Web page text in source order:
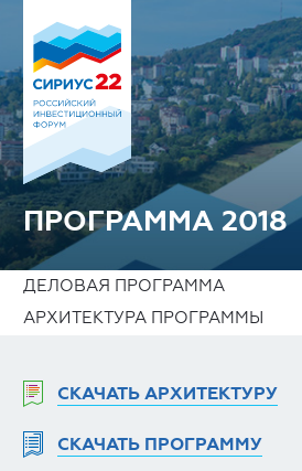
ПРОГРАММА 2018
ДЕЛОВАЯ ПРОГРАММА
АРХИТЕКТУРА ПРОГРАММЫ
СКАЧАТЬ АРХИТЕКТУРУ
СКАЧАТЬ ПРОГРАММУ